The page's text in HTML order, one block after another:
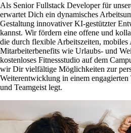
Als Senior Fullstack Developer für
erwartet Dich ein dynamisches
Gestaltung innovativer KI-gestützter
kannst. Wir fördern eine offene und
die durch flexible Arbeitszeiten, mobiles
Mitarbeiterbenefits wie Urlaubs- und
kostenloses Fitnessstudio auf dem
wir Dir vielfältige Möglichkeiten zur
Weiterentwicklung in einem
und Teamgeist legt.